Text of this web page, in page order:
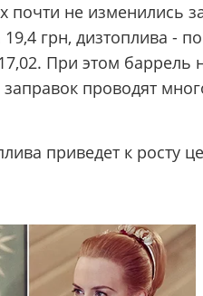
почти не изменились
грн, дизтоплива -
При этом
заправок проводят
приведет к росту